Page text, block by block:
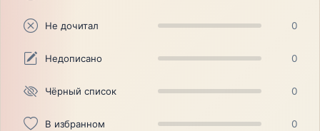
Не дочитал 0
Недописано 0
Чёрный список 0
В избранном 0